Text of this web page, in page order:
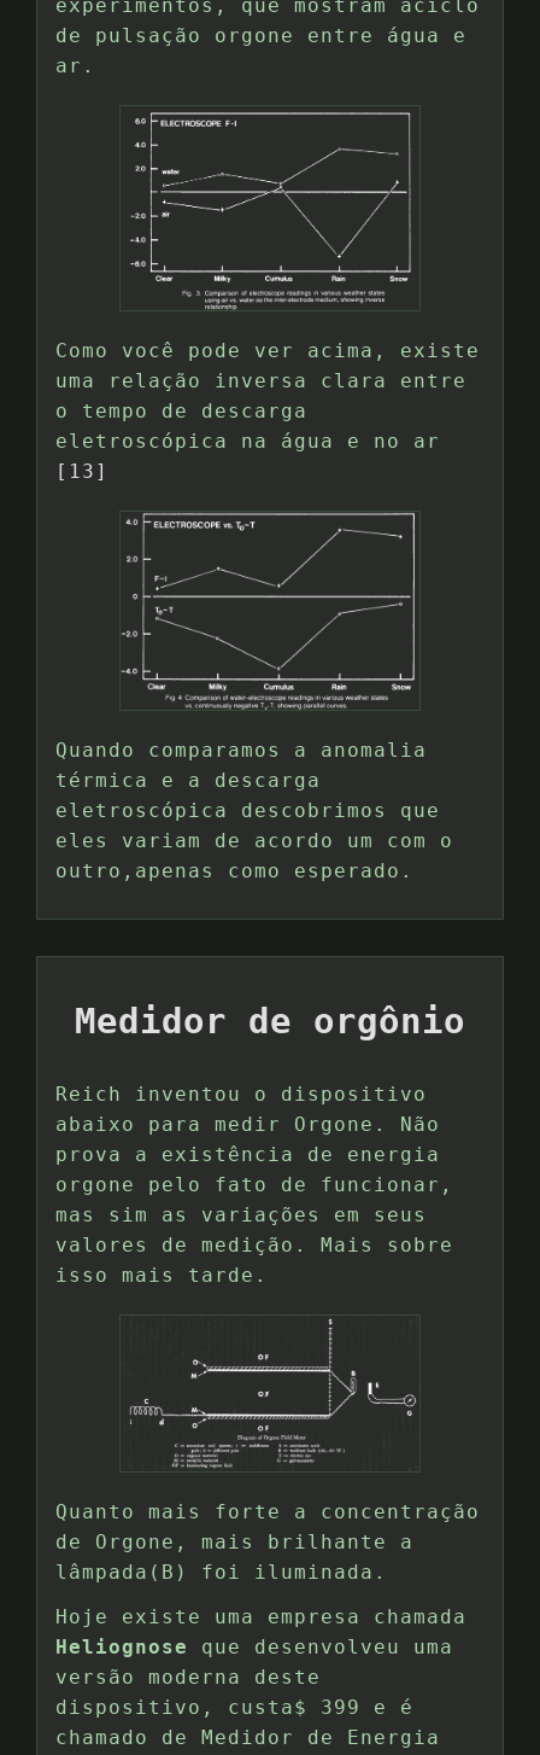
experimentos, que mostram aciclo
de pulsação orgone entre água e
ar.
Como você pode ver acima, existe
uma relação inversa clara entre
o tempo de descarga
eletroscópica na água e no ar
[13]
Quando comparamos a anomalia
térmica e a descarga
eletroscópica descobrimos que
eles variam de acordo um com o
outro,apenas como esperado.
Medidor de orgônio
Reich inventou o dispositivo
abaixo para medir Orgone. Não
prova a existência de energia
orgone pelo fato de funcionar,
mas sim as variações em seus
valores de medição. Mais sobre
isso mais tarde.
Quanto mais forte a concentração
de Orgone, mais brilhante a
lâmpada(B) foi iluminada.
Hoje existe uma empresa chamada
Heliognose
que desenvolveu uma
versão moderna deste
dispositivo, custa$ 399 e é
chamado de Medidor de Energia